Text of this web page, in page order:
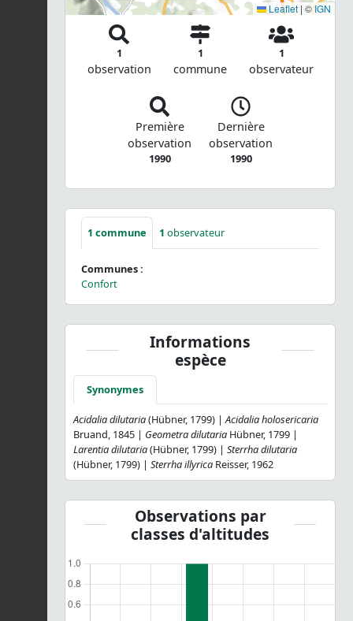
Leaflet | ©IGN
1
observation
1
commune
1
observateur
Première
observation
1990
Dernière
observation
1990
1 commune 1 observateur
Communes :
Confort
Informations
espèce
Synonymes
Acidalia dilutaria(Hübner, 1799) |Acidalia holosericaria
Bruand, 1845 | Geometra dilutaria Hübner, 1799 |
Larentia dilutaria(Hübner, 1799) | Sterrha dilutaria
(Hübner, 1799) | Sterrha illyrica Reisser, 1962
Observations par
classes d'altitudes